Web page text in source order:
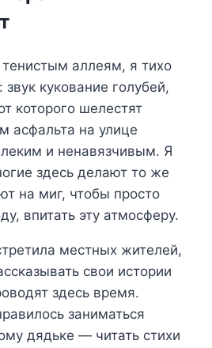
тенистым аллеям, я тихо
кукование голубей,
которого шелестят
асфальта на улице
и ненавязчивым. Я
здесь делают то же
на миг, чтобы просто
впитать эту атмосферу.
местных жителей,
свои истории
здесь время.
заниматься
дядьке — читать стихи